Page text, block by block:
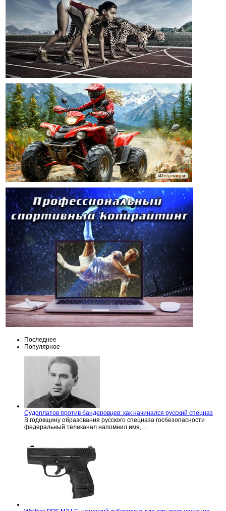
Последнее
Популярное
Судоплатов против бандеровцев: как начинался русский спецназ
В годовщину образования русского спецназа госбезопасности
федеральный телеканал напомнил имя,…